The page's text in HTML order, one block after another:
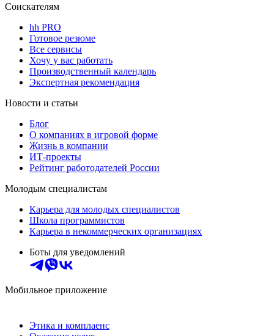
Соискателям
hh PRO
Готовое резюме
Все сервисы
Хочу у вас работать
Производственный календарь
Экспертная рекомендация
Новости и статьи
Блог
О компаниях в игровой форме
Жизнь в компании
ИТ-проекты
Рейтинг работодателей России
Молодым специалистам
Карьера для молодых специалистов
Школа программистов
Карьера в некоммерческих организациях
Боты для уведомлений
Мобильное приложение
Этика и комплаенс